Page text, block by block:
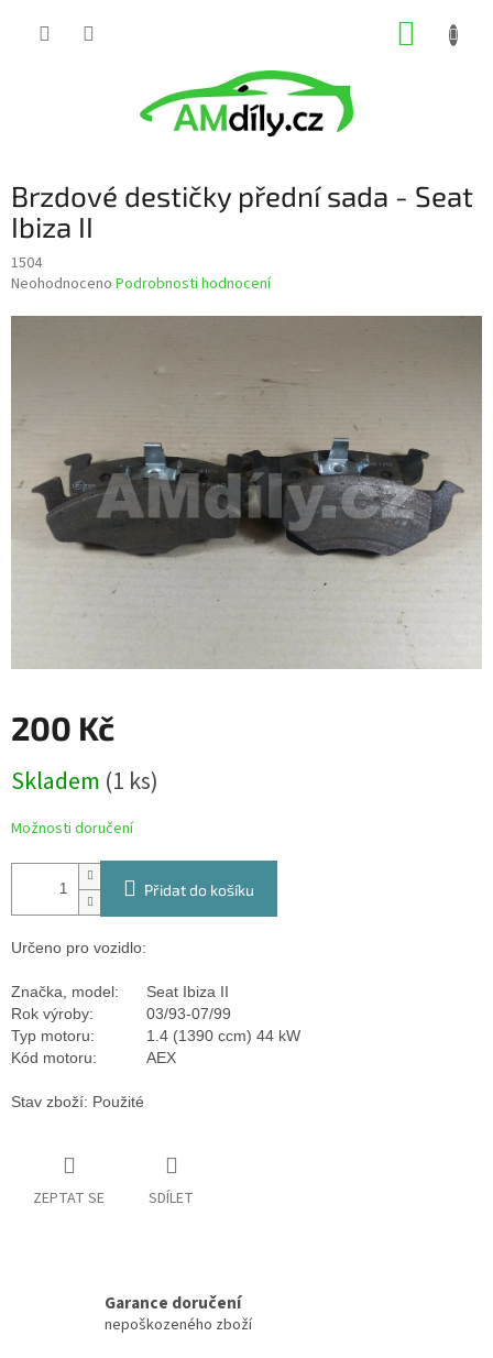
Brzdové destičky přední sada - Seat
Ibiza II
1504
Průměrné
hvězdiček.
Neohodnoceno Podrobnosti hodnocení
200 Kč
cena:
Skladem (1 ks)
Možnosti doručení
Přidat do košíku
Určeno pro vozidlo:
Značka, model:
Seat Ibiza II
Rok výroby:
03/93-07/99
Typ motoru:
1.4 (1390 ccm) 44 kW
Kód motoru:
AEX
Stav zboží: Použité
ZEPTAT SE SDÍLET
Garance doručení
nepoškozeného zboží